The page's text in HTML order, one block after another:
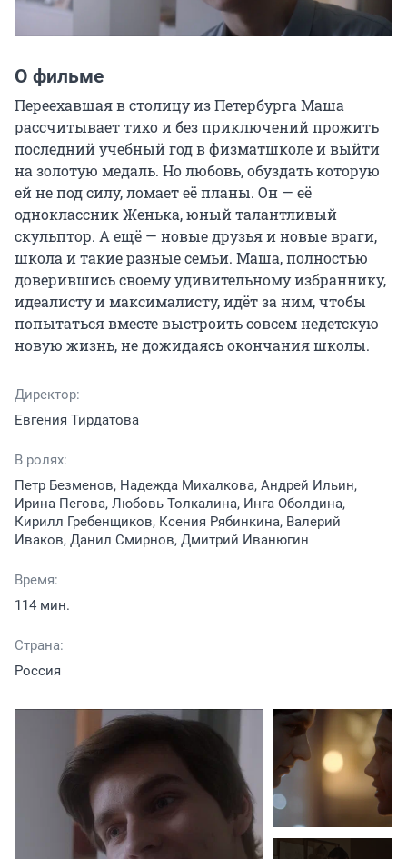
О фильме
Переехавшая в столицу из Петербурга Маша
рассчитывает тихо и без приключений прожить
последний учебный год в физматшколе и выйти
на золотую медаль. Но любовь, обуздать которую
ей не под силу, ломает её планы. Он — её
одноклассник Женька, юный талантливый
скульптор. А ещё — новые друзья и новые враги,
школа и такие разные семьи. Маша, полностью
доверившись своему удивительному избраннику,
идеалисту и максималисту, идёт за ним, чтобы
попытаться вместе выстроить совсем недетскую
новую жизнь, не дожидаясь окончания школы.
Директор:
Евгения Тирдатова
В ролях:
Петр Безменов, Надежда Михалкова, Андрей Ильин,
Ирина Пегова, Любовь Толкалина, Инга Оболдина,
Кирилл Гребенщиков, Ксения Рябинкина, Валерий
Иваков, Данил Смирнов, Дмитрий Иванюгин
Время:
114 мин.
Страна:
Россия